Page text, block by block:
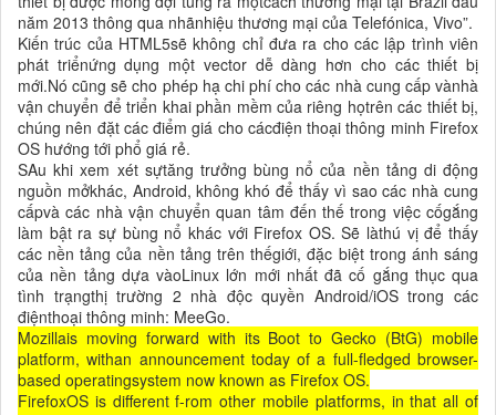
năm 2013 thông qua nhãnhiệu thương mại của Telefónica, Vivo”.
Kiến trúc của HTML5sẽ không chỉ đưa ra cho các lập trình viên
phát triểnứng dụng một vector dễ dàng hơn cho các thiết bị
mới.Nó cũng sẽ cho phép hạ chi phí cho các nhà cung cấp vànhà
vận chuyển để triển khai phần mềm của riêng họtrên các thiết bị,
chúng nên đặt các điểm giá cho cácđiện thoại thông minh Firefox
OS hướng tới phổ giá rẻ.
SAu khi xem xét sựtăng trưởng bùng nổ của nền tảng di động
nguồn mởkhác, Android, không khó để thấy vì sao các nhà cung
cấpvà các nhà vận chuyển quan tâm đến thế trong việc cốgắng
làm bật ra sự bùng nổ khác với Firefox OS. Sẽ làthú vị để thấy
các nền tảng của nền tảng trên thếgiới, đặc biệt trong ánh sáng
của nền tảng dựa vàoLinux lớn mới nhất đã cố gắng thục qua
tình trạngthị trường 2 nhà độc quyền Android/iOS trong các
điệnthoại thông minh: MeeGo.
Mozillais moving forward with its Boot to Gecko (BtG) mobile
platform, withan announcement today of a full-fledged browser-
based operatingsystem now known as Firefox OS.
FirefoxOS is different f-rom other mobile platforms, in that all of